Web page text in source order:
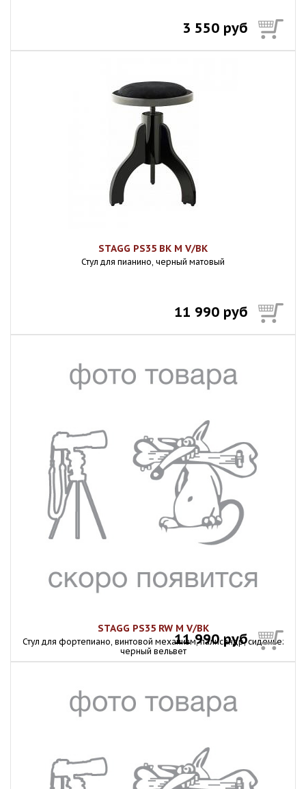
3 550 руб
STAGG PS35 BK M V/BK
Стул для пианино, черный матовый
11 990 руб
STAGG PS35 RW M V/BK
Стул для фортепиано, винтовой механизм, палисандр, сиденье:
черный вельвет
11 990 руб